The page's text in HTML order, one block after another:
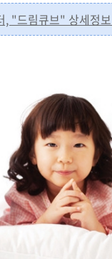
, "드림큐브" 상세정